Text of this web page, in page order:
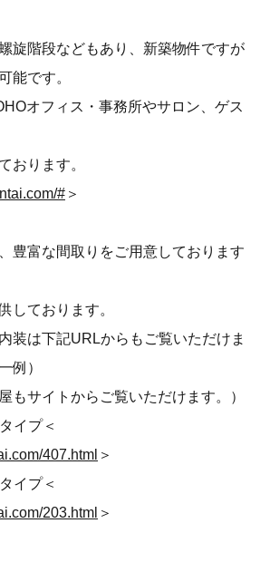
旋階段などもあり、新築物件ですが
能です。
オフィス・事務所やサロン、ゲス
おります。
# ＞
豊富な間取りをご用意しております
しております。
装は下記URLからもご覧いただけま
例）
もサイトからご覧いただけます。）
イプ＜
407.html ＞
イプ＜
203.html ＞